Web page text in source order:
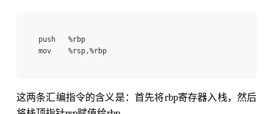
push   %rbp
mov    %rsp,%rbp
这两条汇编指令的含义是：首先将rbp寄存器入栈，然后